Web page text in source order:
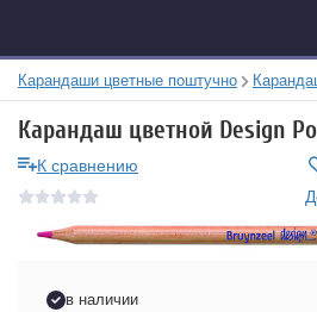
Карандаши цветные поштучно
Карандаш цветной Design
К сравнению
в наличии